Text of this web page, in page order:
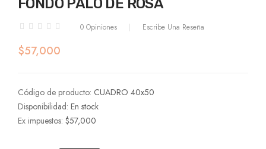
FONDO PALO DE ROSA
0 Opiniones Escribe Una Reseña
$57,000
Código de producto: CUADRO 40x50
Disponibilidad: En stock
Ex impuestos: $57,000